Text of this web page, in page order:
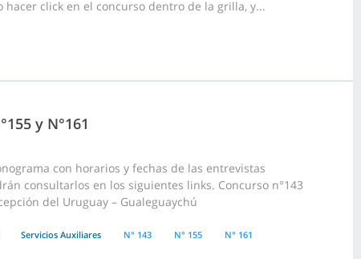
hacer click en el concurso dentro de la grilla, y...
y N°161
con horarios y fechas de las entrevistas
consultarlos en los siguientes links. Concurso n°143
del Uruguay – Gualeguaychú
Servicios Auxiliares N° 143 N° 155 N° 161